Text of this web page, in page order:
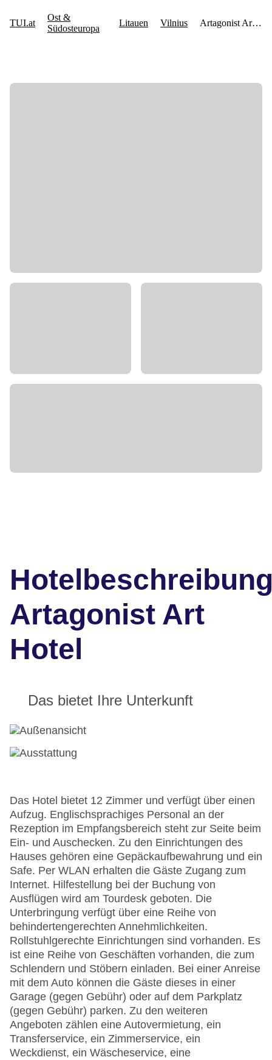
Artagonist Art
Hotel
Das bietet Ihre Unterkunft
Das Hotel bietet 12 Zimmer und verfügt über einen
Aufzug. Englischsprachiges Personal an der
Rezeption im Empfangsbereich steht zur Seite beim
Ein- und Auschecken. Zu den Einrichtungen des
Hauses gehören eine Gepäckaufbewahrung und ein
Safe. Per WLAN erhalten die Gäste Zugang zum
Internet. Hilfestellung bei der Buchung von
Ausflügen wird am Tourdesk geboten. Die
Unterbringung verfügt über eine Reihe von
behindertengerechten Annehmlichkeiten.
Rollstuhlgerechte Einrichtungen sind vorhanden. Es
ist eine Reihe von Geschäften vorhanden, die zum
Schlendern und Stöbern einladen. Bei einer Anreise
mit dem Auto können die Gäste dieses in einer
Garage (gegen Gebühr) oder auf dem Parkplatz
(gegen Gebühr) parken. Zu den weiteren
Angeboten zählen eine Autovermietung, ein
Transferservice, ein Zimmerservice, ein
Weckdienst, ein Wäscheservice, eine